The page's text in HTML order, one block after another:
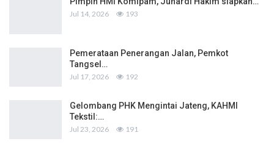
Jul 14, 2026 193
Pemerataan Penerangan Jalan, Pemkot
Tangsel…
Jul 17, 2026 192
Gelombang PHK Mengintai Jateng, KAHMI
Tekstil:…
Jul 23, 2026 191